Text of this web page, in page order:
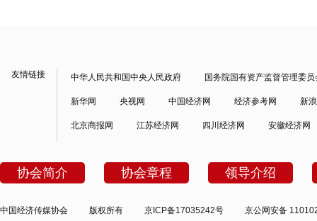
友情链接 中华人民共和国中央人民政府 国务院国有资产监督管理委员
新华网 央视网 中国经济网 经济参考网 新
北京商报网 江苏经济网 四川经济网 安徽经济网
协会简介 协会章程 领导介绍
中国经济传媒协会 版权所有 京ICP备17035242号 京公网安备